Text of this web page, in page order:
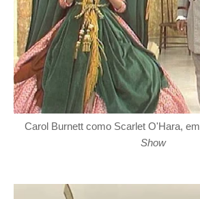
Carol Burnett como Scarlet O'Hara, em
Show